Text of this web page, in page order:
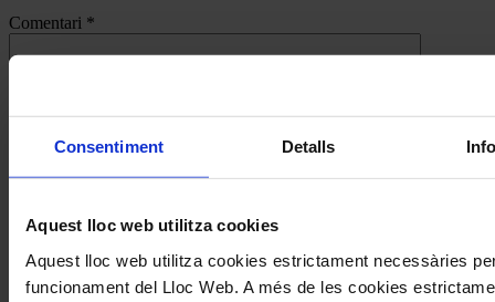
Consentiment Detalls
Aquest lloc web utilitza cookies
Aquest lloc web utilitza cookies estrictament necessàries
funcionament del Lloc Web. A més de les cookies
Comentari *